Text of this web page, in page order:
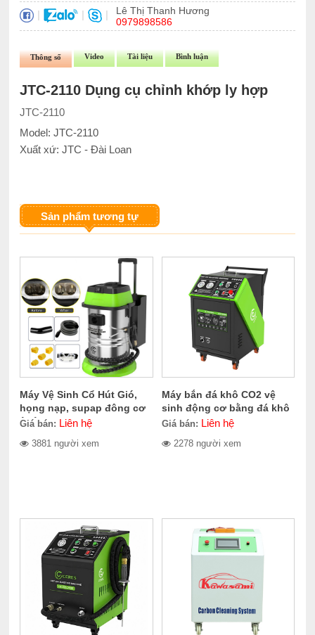
| | |
Lê Thị Thanh Hương
0979898586
Thông số Video Tài liệu Bình luận
JTC-2110 Dụng cụ chỉnh khớp ly hợp
JTC-2110
Model: JTC-2110
Xuất xứ: JTC - Đài Loan
Sản phẩm tương tự
Máy Vệ Sinh Cổ Hút Gió,
họng nạp, supap đông cơ
ô tô CERES CE-300.1400
Giá bán: Liên hệ
3881 người xem
Máy bắn đá khô CO2 vệ
sinh động cơ bằng đá khô
CERES CE-709.2000
Giá bán: Liên hệ
2278 người xem